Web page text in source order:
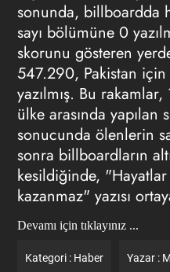
sonunda, billboardda
sayı bölümüne 0
skorunu gösteren
547.290, Pakistan
yazılmış. Bu
ülke arasında
sonucunda ölenlerin
sonra billboardların
kesildiğinde,
kazanmaz" yazısı
Devamı için tıklayınız ...
Kategori : Haber Yazar :